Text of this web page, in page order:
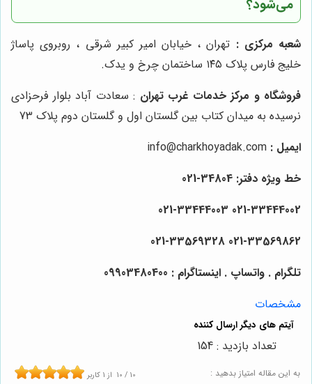
می‌شود؟
شعبه مرکزی : تهران ، خیابان امیر کبیر شرقی ، روبروی پاساژ
خلیج فارس پلاک ۱۴۵ ساختمان چرخ و یدک.
فروشگاه و مرکز خدمات غرب تهران : سعادت آباد بلوار فرحزادی
نرسیده به میدان کتاب بین گلستان اول و گلستان دوم پلاک 73
ایمیل :
خط ویژه دفتر: 34804-021
021-33444002 021-33444003
021-33569862
021-33569328
تلگرام . واتساپ . اینستاگرام : 09903480400
مشخصات
به این مقاله امتیاز بدهید : 10 / 10 از 1 کاربر
تعداد بازدید : 154